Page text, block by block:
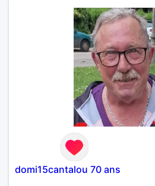
domi15cantalou 70 ans